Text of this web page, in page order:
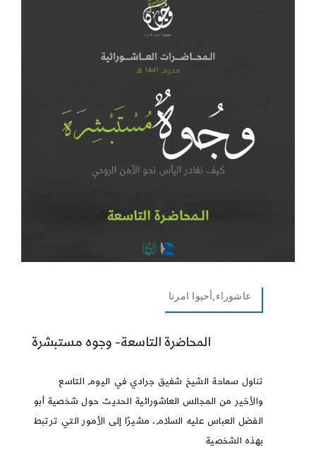
عاشوراء,أحيوا امرنا
المحاضرة التاسعة- وجوه مستبشرة
تناول سماحة الشيخ شفيق جرادي في اليوم التاسع
والأخير من المجالس العاشورائية الحديث حول شخصية أبو
الفضل العباس عليه السلام، مشيرًا إلى الأمور التي ترتبط
بهذه الشخصية